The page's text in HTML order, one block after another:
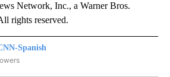
Network, Inc., a Warner Bros.
rights reserved.
Spanish
SPANISH" TO RECEIVE NOTIFICATIONS ABOUT